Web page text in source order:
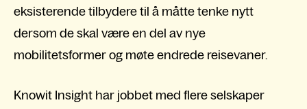
eksisterende tilbydere til å måtte tenke nytt
dersom de skal være en del av nye
mobilitetsformer og møte endrede reisevaner.
Knowit Insight har jobbet med flere selskaper